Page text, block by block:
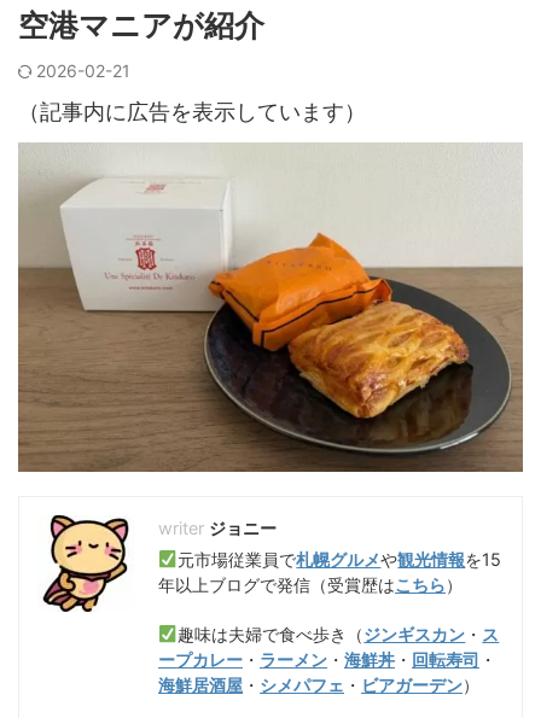
空港マニアが紹介
2026-02-21
（記事内に広告を表示しています）
ジョニー
元市場従業員で札幌グルメや観光情報を15
年以上ブログで発信（受賞歴はこちら）
趣味は夫婦で食べ歩き（ジンギスカン ・ ス
ープカレー ・ ラーメン ・ 海鮮丼 ・ 回転寿司 ・
海鮮居酒屋 ・ シメパフェ ・ ビアガーデン）